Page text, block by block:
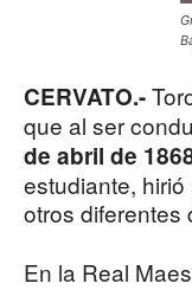
CERVATO.-
que al ser
de abril de
estudiante,
otros diferentes
En la Real